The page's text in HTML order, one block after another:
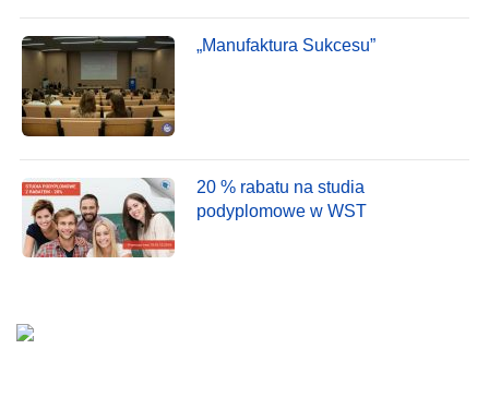
„Manufaktura Sukcesu”
20 % rabatu na studia
podyplomowe w WST